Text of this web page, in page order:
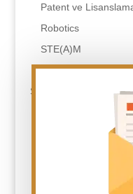
Patent ve
Robotics
STE(A)M
Tasarım Odaklı
SSS
Eğitim Çeşitleriniz
Eğitimler Sonunda
Fark Yaratan
Fark Yaratan Neler
Fark Yaratan Olmak